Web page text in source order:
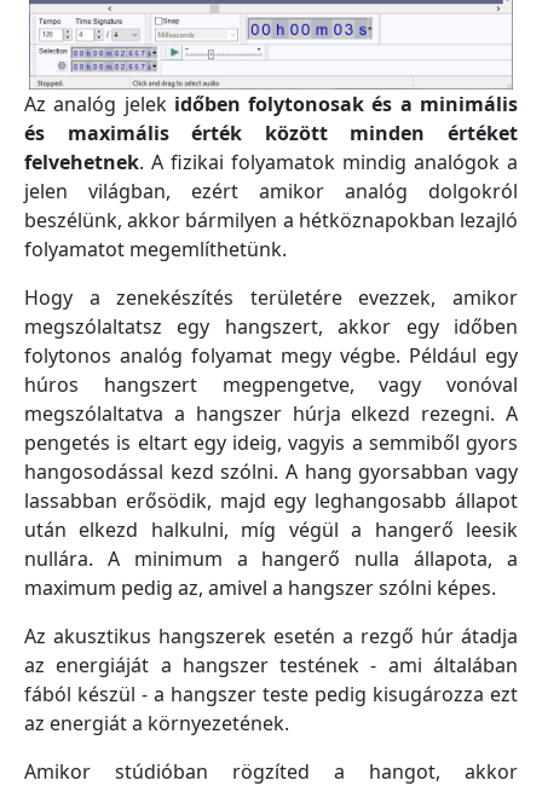
Az analóg jelek időben folytonosak és a minimális
és maximális érték között minden értéket
felvehetnek. A fizikai folyamatok mindig analógok a
jelen világban, ezért amikor analóg dolgokról
beszélünk, akkor bármilyen a hétköznapokban lezajló
folyamatot megemlíthetünk.
Hogy a zenekészítés területére evezzek, amikor
megszólaltatsz egy hangszert, akkor egy időben
folytonos analóg folyamat megy végbe. Például egy
húros hangszert megpengetve, vagy vonóval
megszólaltatva a hangszer húrja elkezd rezegni. A
pengetés is eltart egy ideig, vagyis a semmiből gyors
hangosodással kezd szólni. A hang gyorsabban vagy
lassabban erősödik, majd egy leghangosabb állapot
után elkezd halkulni, míg végül a hangerő leesik
nullára. A minimum a hangerő nulla állapota, a
maximum pedig az, amivel a hangszer szólni képes.
Az akusztikus hangszerek esetén a rezgő húr átadja
az energiáját a hangszer testének - ami általában
fából készül - a hangszer teste pedig kisugározza ezt
az energiát a környezetének.
Amikor stúdióban rögzíted a hangot, akkor